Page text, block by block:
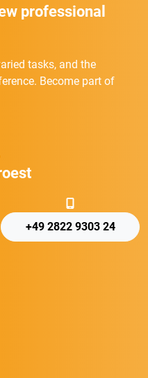
professional
tasks, and the
Become part of
+49 2822 9303 24